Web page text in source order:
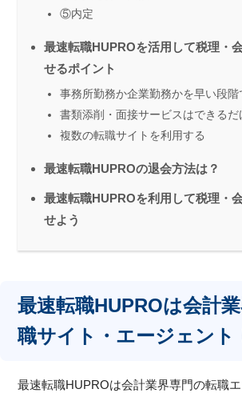
⑤内定
最速転職HUPROを活用して税理・
せるポイント
事務所勤務か企業勤務かを早い段階
書類添削・面接サービスはできるだ
複数の転職サイトを利用する
最速転職HUPROの退会方法は？
最速転職HUPROを利用して税理・
せよう
最速転職HUPROは会計
職サイト・エージェント
最速転職HUPROは会計業界専門の転職エ